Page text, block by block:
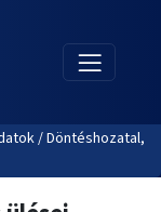
/ Döntéshozatal,